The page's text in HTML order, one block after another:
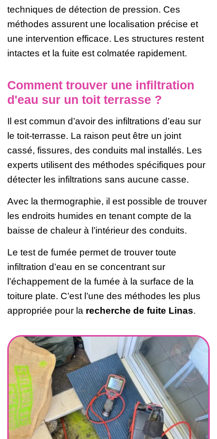
techniques de détection de pression. Ces
méthodes assurent une localisation précise et
une intervention efficace. Les structures restent
intactes et la fuite est colmatée rapidement.
Comment trouver une infiltration
d'eau sur un toit terrasse ?
Il est commun d’avoir des infiltrations d’eau sur
le toit-terrasse. La raison peut être un joint
cassé, fissures, des conduits mal installés. Les
experts utilisent des méthodes spécifiques pour
détecter les infiltrations sans aucune casse.
Avec la thermographie, il est possible de trouver
les endroits humides en tenant compte de la
baisse de chaleur à l’intérieur des conduits.
Le test de fumée permet de trouver toute
infiltration d’eau en se concentrant sur
l’échappement de la fumée à la surface de la
toiture plate. C’est l’une des méthodes les plus
appropriée pour la recherche de fuite Linas.